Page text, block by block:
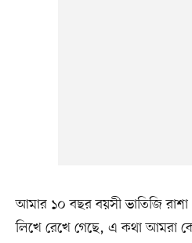
আমার ১০ বছর বয়সী ভাতিজি
লিখে রেখে গেছে, এ কথা আমরা